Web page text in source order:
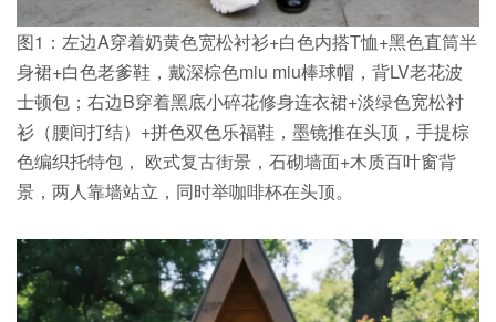
图1：左边A穿着奶黄色宽松衬衫+白色内搭T恤+黑色直筒半
身裙+白色老爹鞋，戴深棕色miu miu棒球帽，背LV老花波
士顿包；右边B穿着黑底小碎花修身连衣裙+淡绿色宽松衬
衫（腰间打结）+拼色双色乐福鞋，墨镜推在头顶，手提棕
色编织托特包， 欧式复古街景，石砌墙面+木质百叶窗背
景，两人靠墙站立，同时举咖啡杯在头顶。